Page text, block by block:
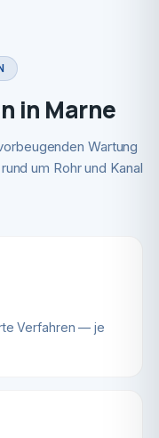
in Marne
Wartung
um Rohr und Kanal
Verfahren — je